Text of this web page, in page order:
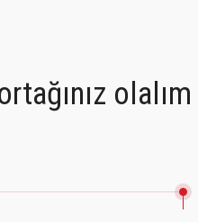
olalım